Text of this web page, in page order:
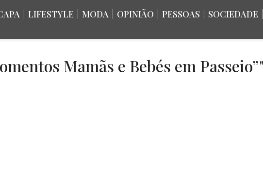
LIFESTYLE MODA OPINIÃO PESSOAS SOCIEDADE
Mamãs e Bebés em Passeio”"